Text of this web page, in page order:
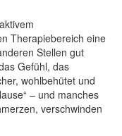
Therapiebereich eine
Stellen gut
Gefühl, das
wohlbehütet und
– und manches
verschwinden